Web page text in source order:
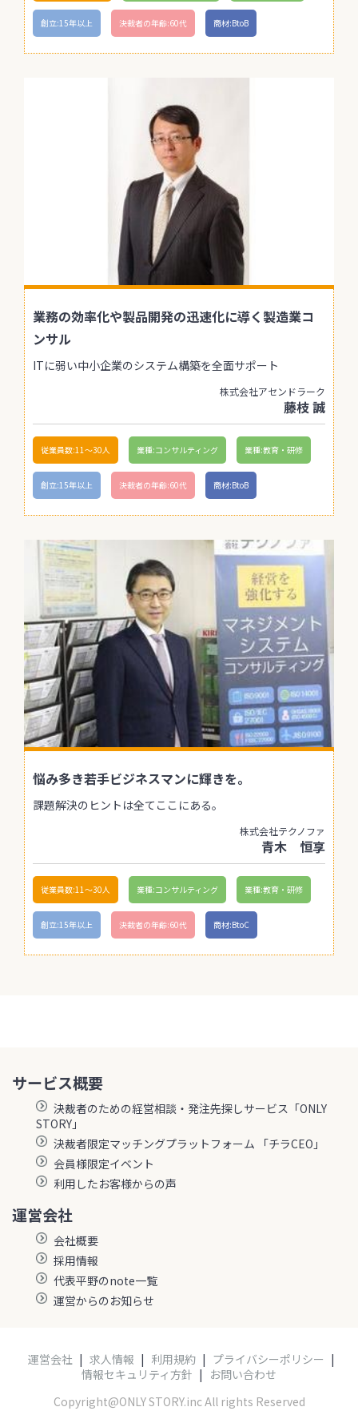
創立:15年以上 決裁者の年齢:60代 商材:BtoB
業務の効率化や製品開発の迅速化に導く製造業コ
ンサル
ITに弱い中小企業のシステム構築を全面サポート
株式会社アセンドラーク
藤枝 誠
従業員数:11〜30人 業種:コンサルティング 業種:教育・研修
創立:15年以上 決裁者の年齢:60代 商材:BtoB
悩み多き若手ビジネスマンに輝きを。
課題解決のヒントは全てここにある。
株式会社テクノファ
青木 恒享
従業員数:11〜30人 業種:コンサルティング 業種:教育・研修
創立:15年以上 決裁者の年齢:60代 商材:BtoC
サービス概要
決裁者のための経営相談・発注先探しサービス「ONLY
STORY」
決裁者限定マッチングプラットフォーム 「チラCEO」
会員様限定イベント
利用したお客様からの声
運営会社
会社概要
採用情報
代表平野のnote一覧
運営からのお知らせ
運営会社 | 求人情報 | 利用規約 | プライバシーポリシー |
情報セキュリティ方針 | お問い合わせ
Copyright@ONLY STORY.inc All rights Reserved